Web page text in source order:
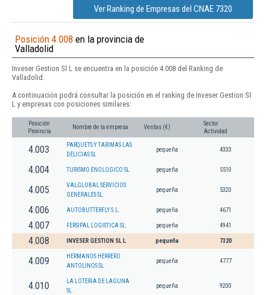
Ver Ranking de Empresas del CNAE 7320
Posición 4.008 en la provincia de
Valladolid
Inveser Gestion Sl L se encuentra en la posición 4.008 del Ranking de
Valladolid.
A continuación podrá consultar la posición en el ranking de Inveser Gestion Sl
L y empresas con posiciones similares:
Posición
Provincia
Nombre de la empresa Ventas (€)
Sector
Actividad
4.003
PARQUETS Y TARIMAS LAS
DELICIAS SL
pequeña 4333
4.004 TURISMO ENOLOGICO SL pequeña 5510
4.005
VALGLOBAL SERVICIOS
GENERALES SL.
pequeña 5320
4.006 AUTOBUTTERFLY S.L. pequeña 4671
4.007 FERSIPAL LOGISTICA SL. pequeña 4941
4.008 INVESER GESTION SL L pequeña 7320
4.009
HERMANOS HERRERO
ANTOLINOS SL
pequeña 4777
4.010
LA LOTERIA DE LAGUNA
SL.
pequeña 9200